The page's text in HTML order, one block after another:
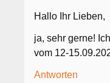
Hallo Ihr Lieben,
ja, sehr gerne!
vom 12-
Antworten